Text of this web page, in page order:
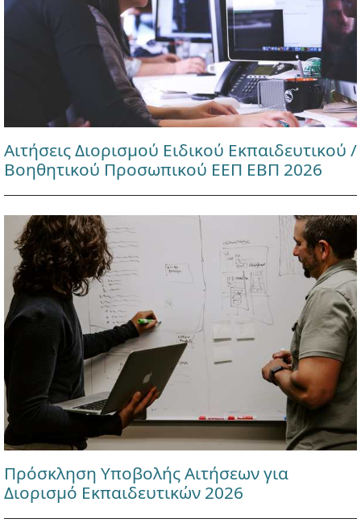
Αιτήσεις Διορισμού Ειδικού Εκπαιδευτικού /
Βοηθητικού Προσωπικού ΕΕΠ ΕΒΠ 2026
Πρόσκληση Υποβολής Αιτήσεων για
Διορισμό Εκπαιδευτικών 2026